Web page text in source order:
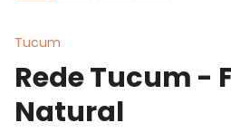
Tucum
Rede Tucum -
Natural